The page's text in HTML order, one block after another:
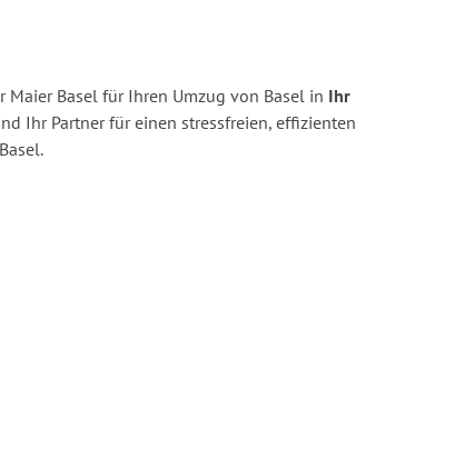
Maier Basel für Ihren Umzug von Basel in Ihr
Ihr Partner für einen stressfreien, effizienten